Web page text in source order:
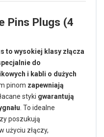
Pins Plugs (4
to wysokiej klasy złącza
do
i kabli o dużych
pinom zapewniają
styki gwarantują
. To idealne
poszukują
użyciu złączy,